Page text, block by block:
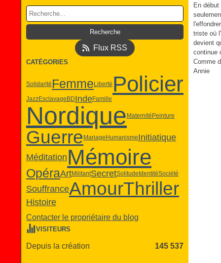
Flux RSS
CATÉGORIES
Solidarité FemmeLiberté Policier
JazzEsclavage BDIndeFamille
Nordique Maternité Peinture
Guerre MariageHumanismeInitiatique
MéditationMémoire
OpéraArtMilitantSecretSolitude IdentitéSociété
SouffranceAmourThriller
Histoire
Contacter le propriétaire du blog
VISITEURS
Depuis la création 145 537
En
triste où
devient
continue
Comme
Annie